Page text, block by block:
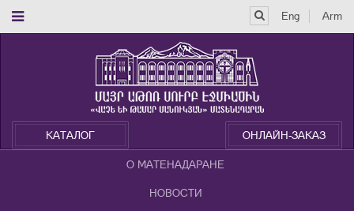
Eng Arm
КАТАЛОГ ОНЛАЙН-ЗАКАЗ
О МАТЕНАДАРАНЕ
НОВОСТИ